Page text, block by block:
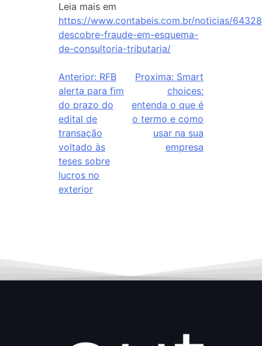
Leia mais em
https://www.contabeis.com.br/noticias/
descobre-fraude-em-esquema-
de-consultoria-tributaria/
Anterior: RFB
alerta para fim
do prazo do
edital de
transação
voltado às
teses sobre
lucros no
exterior
Proxima: Smart
choices:
entenda o que é
o termo e como
usar na sua
empresa